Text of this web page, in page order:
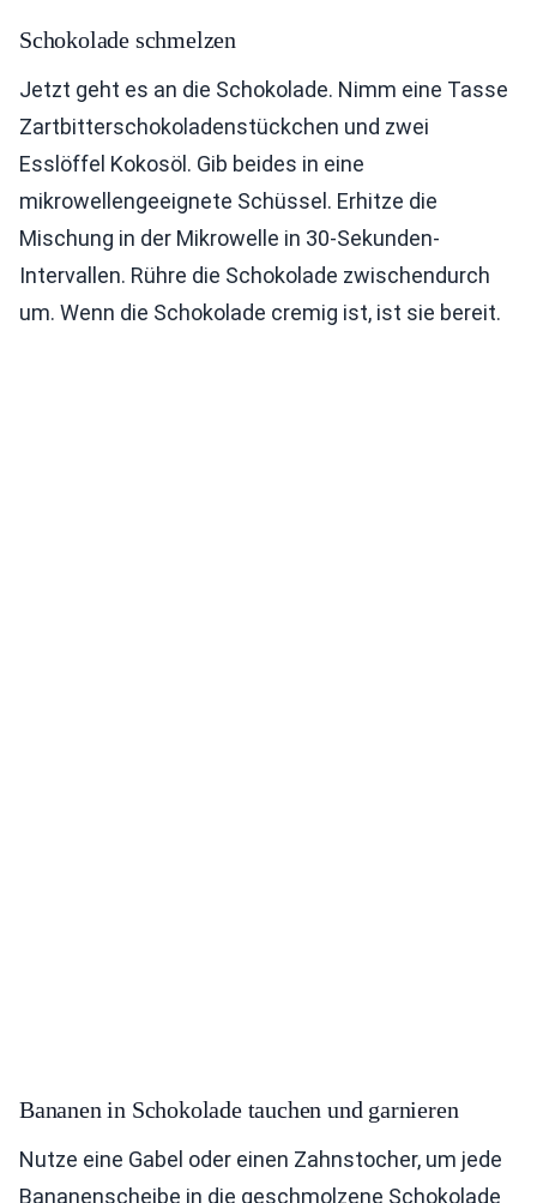
Schokolade schmelzen
Jetzt geht es an die Schokolade. Nimm eine Tasse
Zartbitterschokoladenstückchen und zwei
Esslöffel Kokosöl. Gib beides in eine
mikrowellengeeignete Schüssel. Erhitze die
Mischung in der Mikrowelle in 30-Sekunden-
Intervallen. Rühre die Schokolade zwischendurch
um. Wenn die Schokolade cremig ist, ist sie bereit.
Bananen in Schokolade tauchen und garnieren
Nutze eine Gabel oder einen Zahnstocher, um jede
Bananenscheibe in die geschmolzene Schokolade